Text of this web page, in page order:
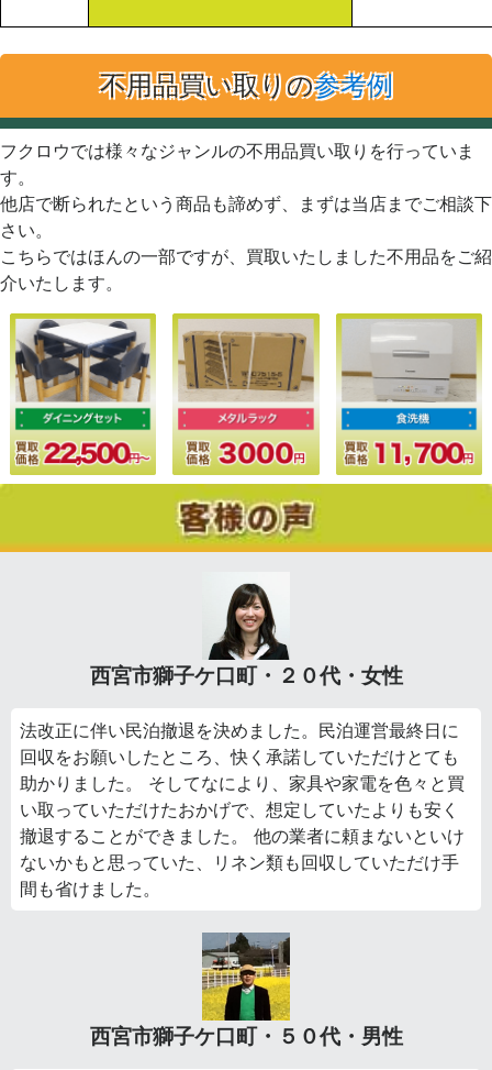
不用品買い取りの参考例
フクロウでは様々なジャンルの不用品買い取りを行っていま
す。
他店で断られたという商品も諦めず、まずは当店までご相談下
さい。
こちらではほんの一部ですが、買取いたしました不用品をご紹
介いたします。
西宮市獅子ケ口町・２０代・女性
法改正に伴い民泊撤退を決めました。民泊運営最終日に
回収をお願いしたところ、快く承諾していただけとても
助かりました。 そしてなにより、家具や家電を色々と買
い取っていただけたおかげで、想定していたよりも安く
撤退することができました。 他の業者に頼まないといけ
ないかもと思っていた、リネン類も回収していただけ手
間も省けました。
西宮市獅子ケ口町・５０代・男性